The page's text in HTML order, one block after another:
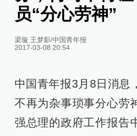
员“分心劳神”
梁璇 王梦影/中国青年报
2017-03-08 20:54
中国青年报3月8日消息
不再为杂事琐事分心劳
强总理的政府工作报告